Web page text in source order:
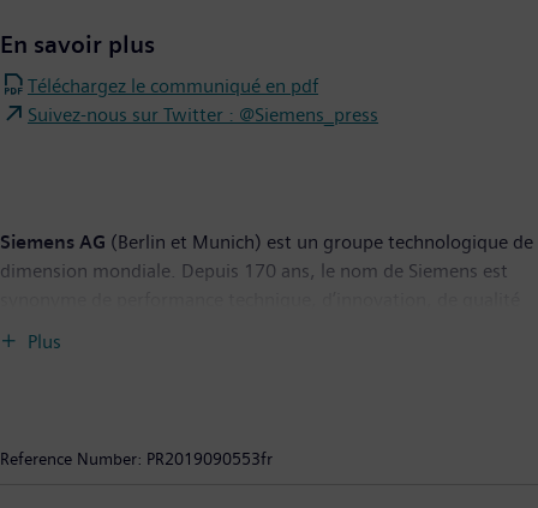
En savoir plus
Téléchargez le communiqué en pdf
Suivez-nous sur Twitter : @Siemens_press
Siemens AG (Berlin et Munich) est un groupe technologique de
dimension mondiale. Depuis 170 ans, le nom de Siemens est
naturelles. L’entreprise est un des acteurs majeurs dans la
Plus
Reference Number: PR2019090553fr